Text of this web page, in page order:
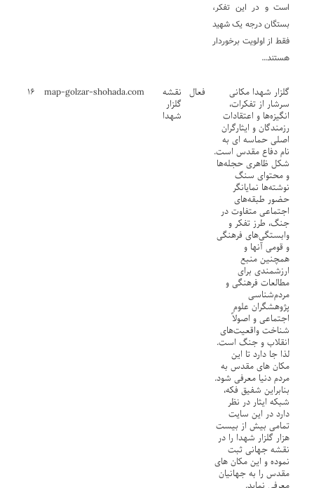
است و در این تفکر،
بستگان درجه یک شهید
فقط از اولویت برخوردار
هستند…
گلزار شهدا مکانی
سرشار از تفکرات،
انگیزه‌ها و اعتقادات
رزمندگان و ایثارگران
اصلی حماسه ای به
نام دفاع مقدس است.
شکل ظاهری حجله‌ها
و محتوای سنگ
نوشته‌ها نمایانگر
حضور طبقه‌های
اجتماعی متفاوت در
جنگ، طرز تفکر و
وابستگی‌های فرهنگی
و قومی آنها و
همچنین منبع
ارزشمندی برای
مطالعات فرهنگی و
مردم‌شناسی
پژوهشگران علوم
اجتماعی و اصولاً
شناخت واقعیت‌های
انقلاب و جنگ است.
لذا جا دارد تا این
مکان های مقدس به
مردم دنیا معرفی شود.
بنابراین شفیق فکه،
شبکه ایثار در نظر
دارد در این سایت
تمامی بیش از بیست
هزار گلزار شهدا را در
نقشه جهانی ثبت
نموده و این مکان های
مقدس را به جهانیان
فعال نقشه
گلزار
شهدا
map-golzar-shohada.com ۱۶